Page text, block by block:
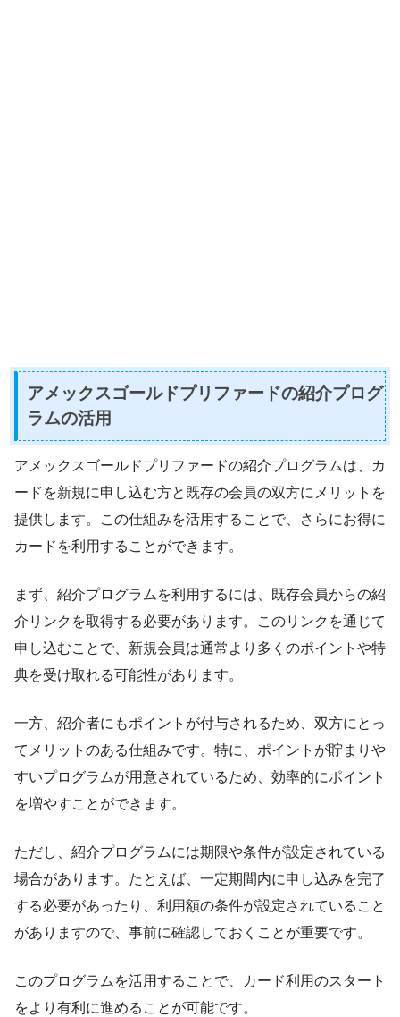
アメックスゴールドプリファードの紹介プログ
ラムの活用
アメックスゴールドプリファードの紹介プログラムは、カ
ードを新規に申し込む方と既存の会員の双方にメリットを
提供します。この仕組みを活用することで、さらにお得に
カードを利用することができます。
まず、紹介プログラムを利用するには、既存会員からの紹
介リンクを取得する必要があります。このリンクを通じて
申し込むことで、新規会員は通常より多くのポイントや特
典を受け取れる可能性があります。
一方、紹介者にもポイントが付与されるため、双方にとっ
てメリットのある仕組みです。特に、ポイントが貯まりや
すいプログラムが用意されているため、効率的にポイント
を増やすことができます。
ただし、紹介プログラムには期限や条件が設定されている
場合があります。たとえば、一定期間内に申し込みを完了
する必要があったり、利用額の条件が設定されていること
がありますので、事前に確認しておくことが重要です。
このプログラムを活用することで、カード利用のスタート
をより有利に進めることが可能です。